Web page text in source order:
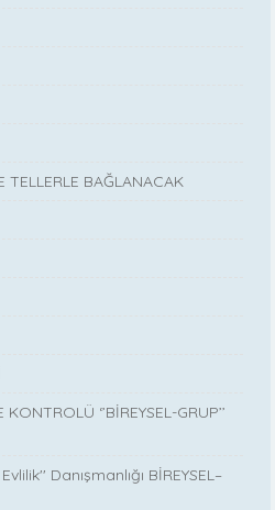
TELLERLE BAĞLANACAK
‘’BİREYSEL-GRUP’’
Danışmanlığı BİREYSEL–